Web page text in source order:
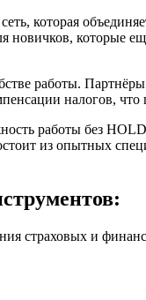
которая
новичков,
работы.
налогов,
работы без
из опытных
страховых и